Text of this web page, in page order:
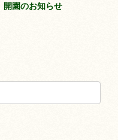
園のお知らせ